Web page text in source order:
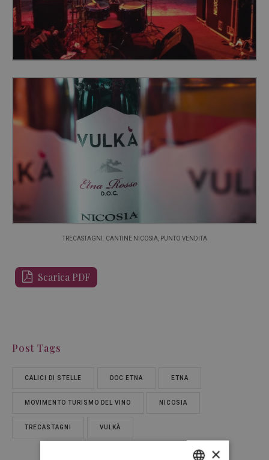
TRECASTAGNI. CANTINE NICOSIA, PUNTO VENDITA
Scarica PDF
Post Tags
CALICI DI STELLE DOC ETNA ETNA
MOVIMENTO TURISMO DEL VINO NICOSIA
TRECASTAGNI VULKÀ
×